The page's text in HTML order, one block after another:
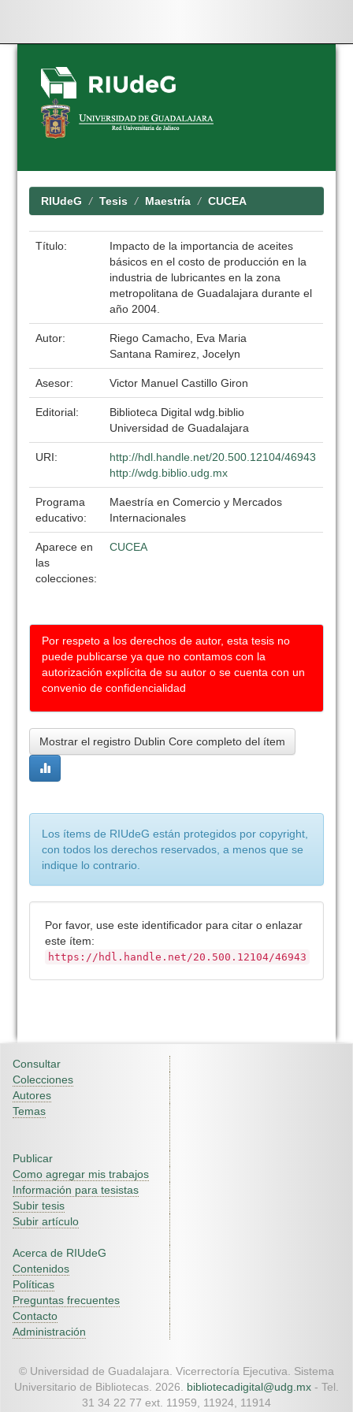
Skip
navigation
RIUdeG Tesis Maestría CUCEA
Título:
Impacto de la importancia de aceites
básicos en el costo de producción en la
industria de lubricantes en la zona
metropolitana de Guadalajara durante el
año 2004.
Autor:
Riego Camacho, Eva Maria
Santana Ramirez, Jocelyn
Asesor: Victor Manuel Castillo Giron
Editorial:
Biblioteca Digital wdg.biblio
Universidad de Guadalajara
URI:
http://hdl.handle.net/20.500.12104/46943
http://wdg.biblio.udg.mx
Programa
educativo:
Maestría en Comercio y Mercados
Internacionales
Aparece en
las
colecciones:
CUCEA
Por respeto a los derechos de autor, esta tesis no
puede publicarse ya que no contamos con la
autorización explícita de su autor o se cuenta con un
convenio de confidencialidad
Mostrar el registro Dublin Core completo del ítem
Los ítems de RIUdeG están protegidos por copyright,
con todos los derechos reservados, a menos que se
indique lo contrario.
Por favor, use este identificador para citar o enlazar
este ítem:
https://hdl.handle.net/20.500.12104/46943
Consultar
Colecciones
Autores
Temas
Publicar
Como agregar mis trabajos
Información para tesistas
Subir tesis
Subir artículo
Acerca de RIUdeG
Contenidos
Políticas
Preguntas frecuentes
Contacto
Administración
© Universidad de Guadalajara. Vicerrectoría Ejecutiva. Sistema
Universitario de Bibliotecas. 2026. bibliotecadigital@udg.mx - Tel.
31 34 22 77 ext. 11959, 11924, 11914